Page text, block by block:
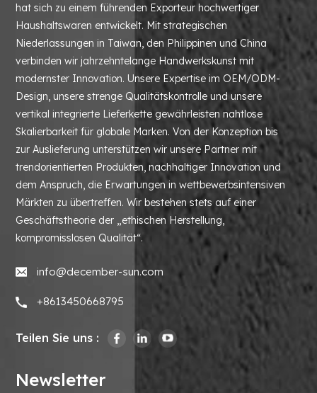
hat sich zu einem führenden Exporteur hochwertiger
Haushaltswaren entwickelt. Mit strategischen
Niederlassungen in Taiwan, den Philippinen und China
verbinden wir jahrzehntelange Handwerkskunst mit
modernster Innovation. Unsere Expertise im OEM/ODM-
Design, unsere strenge Qualitätskontrolle und unsere
vertikal integrierte Lieferkette gewährleisten nahtlose
Skalierbarkeit für globale Marken. Von der Konzeption bis
zur Auslieferung unterstützen wir unsere Partner mit
trendorientierten Produkten, nachhaltiger Innovation und
dem Anspruch, die Erwartungen in wettbewerbsintensiven
Märkten zu übertreffen. Wir bestehen stets auf einer
Geschäftstheorie der „ethischen Herstellung,
kompromisslosen Qualität“.
info@december-sun.com
+8613450668795
Teilen Sie uns :
Newsletter